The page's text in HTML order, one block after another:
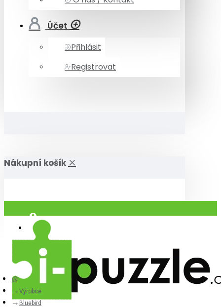
Účet
Přihlásit
Registrovat
Nákupní košík
Přihlásit
Registrovat
Výrobce
Bluebird